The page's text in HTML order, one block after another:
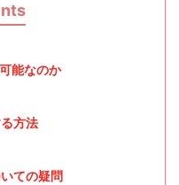
能なのか
方法
ての疑問